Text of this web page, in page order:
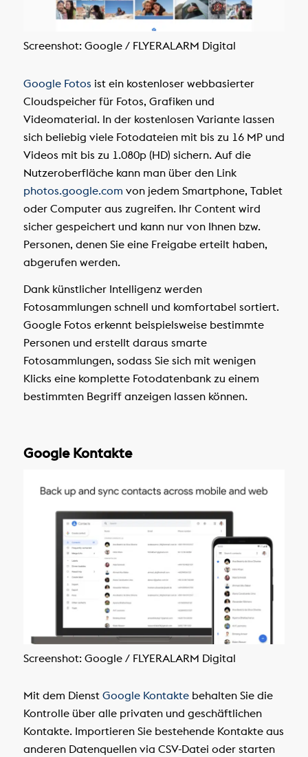
Screenshot: Google / FLYERALARM Digital
Google Fotos ist ein kostenloser webbasierter
Cloudspeicher für Fotos, Grafiken und
Videomaterial. In der kostenlosen Variante lassen
sich beliebig viele Fotodateien mit bis zu 16 MP und
Videos mit bis zu 1.080p (HD) sichern. Auf die
Nutzeroberfläche kann man über den Link
photos.google.com von jedem Smartphone, Tablet
oder Computer aus zugreifen. Ihr Content wird
sicher gespeichert und kann nur von Ihnen bzw.
Personen, denen Sie eine Freigabe erteilt haben,
abgerufen werden.
Dank künstlicher Intelligenz werden
Fotosammlungen schnell und komfortabel sortiert.
Google Fotos erkennt beispielsweise bestimmte
Personen und erstellt daraus smarte
Fotosammlungen, sodass Sie sich mit wenigen
Klicks eine komplette Fotodatenbank zu einem
bestimmten Begriff anzeigen lassen können.
Google Kontakte
Screenshot: Google / FLYERALARM Digital
Mit dem Dienst Google Kontaktebehalten Sie die
Kontrolle über alle privaten und geschäftlichen
Kontakte. Importieren Sie bestehende Kontakte aus
anderen Datenquellen via CSV-Datei oder starten